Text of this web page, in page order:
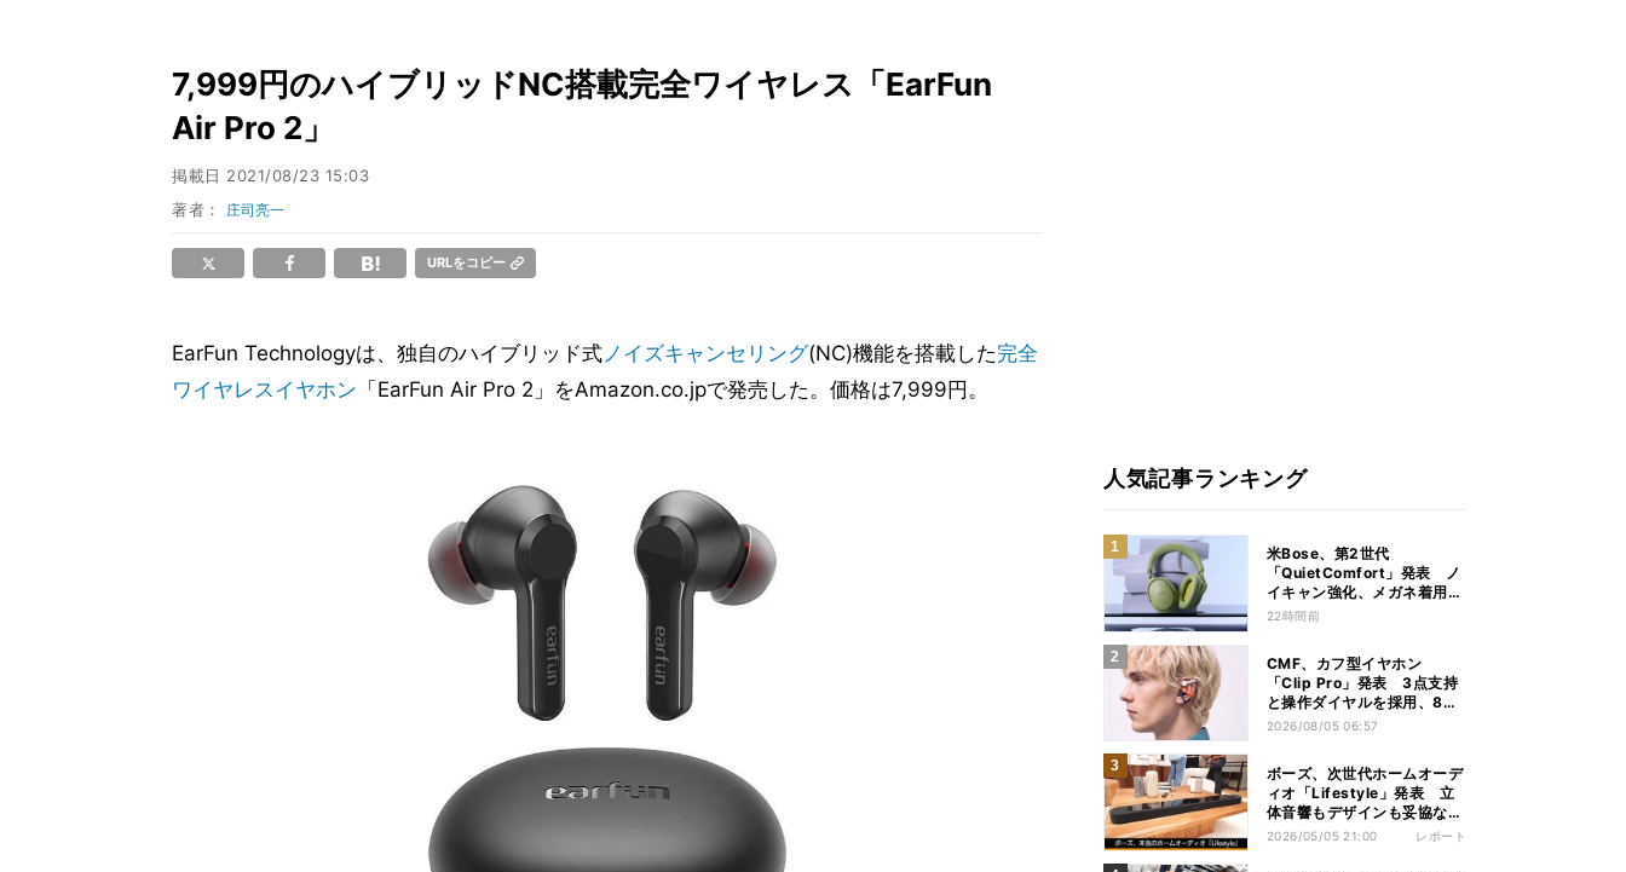
7,999円のハイブリッドNC搭載完全ワイヤレス「EarFun
Air Pro 2」
掲載日 2021/08/23 15:03
著者： 庄司亮一
URLをコピー
EarFun Technologyは、独自のハイブリッド式ノイズキャンセリング(NC)機能を搭載した完全
ワイヤレスイヤホン 「EarFun Air Pro 2」をAmazon.co.jpで発売した。価格は7,999円。
人気記事ランキング
米Bose、第2世代
「QuietComfort」発表 ノ
イキャン強化、メガネ着用時
の低下を抑制
22時間前
CMF、カフ型イヤホン
「Clip Pro」発表 3点支持
と操作ダイヤルを採用、8月
15日発売
2026/08/05 06:57
ボーズ、次世代ホームオーデ
ィオ「Lifestyle」発表 立
体音響もデザインも妥協な
し！
2026/05/05 21:00 レポート